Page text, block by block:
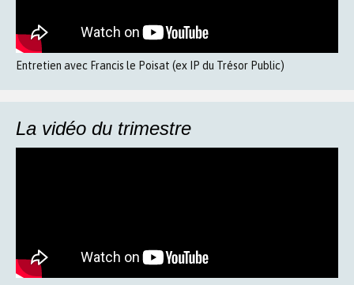
Entretien avec Francis le Poisat (ex IP du Trésor Public)
La vidéo du trimestre